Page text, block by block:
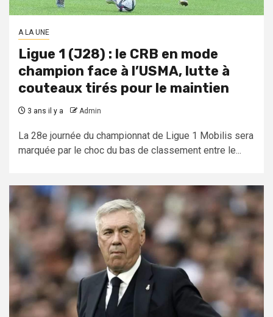
A LA UNE
Ligue 1 (J28) : le CRB en mode
champion face à l’USMA, lutte à
couteaux tirés pour le maintien
3 ans il y a Admin
La 28e journée du championnat de Ligue 1 Mobilis sera
marquée par le choc du bas de classement entre le...